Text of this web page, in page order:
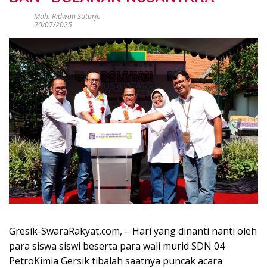
Moh. Ridwan Sutarjo
20/07/2025
Gresik-SwaraRakyat,com, – Hari yang dinanti nanti oleh
para siswa siswi beserta para wali murid SDN 04
PetroKimia Gersik tibalah saatnya puncak acara